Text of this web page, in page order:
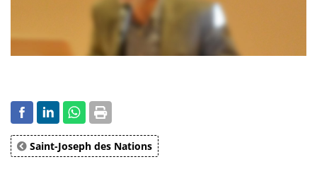
Saint-Joseph des Nations